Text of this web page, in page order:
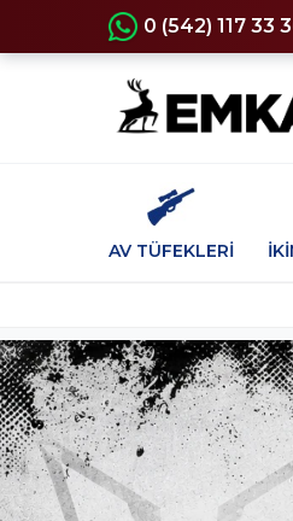
0 (542) 117 33
AV TÜFEKLERİ